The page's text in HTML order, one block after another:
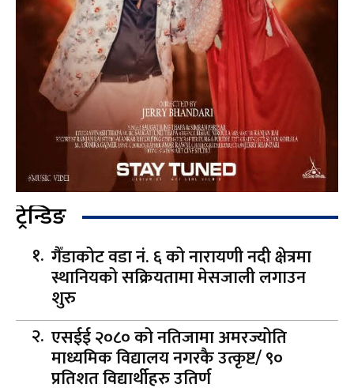
ट्रेन्डिङ
गैँडाकोट वडा नं. ६ को नारायणी नदी क्षेत्रमा
स्थानियको सक्रियतामा मेसजाली लगाउन
शुरु
एसईई २०८० को नतिजामा अमरज्योति
माध्यमिक विद्यालय नगरकै उत्कृष्ट/ ९०
प्रतिशत विद्यार्थीहरु उतिर्ण